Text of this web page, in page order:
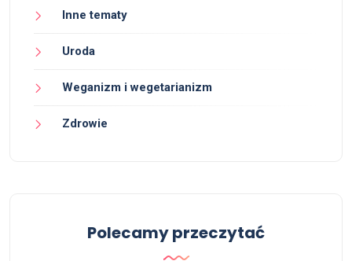
Inne tematy
Uroda
Weganizm i wegetarianizm
Zdrowie
Polecamy przeczytać